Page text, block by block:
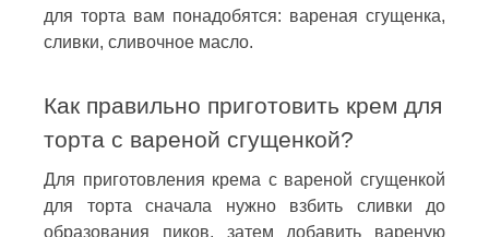
для торта вам понадобятся: вареная сгущенка,
сливки, сливочное масло.
Как правильно приготовить крем для
торта с вареной сгущенкой?
Для приготовления крема с вареной сгущенкой
для торта сначала нужно взбить сливки до
образования пиков, затем добавить вареную